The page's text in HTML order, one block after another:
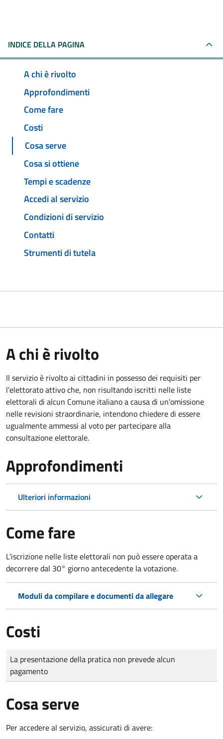
INDICE DELLA PAGINA
A chi è rivolto
Approfondimenti
Come fare
Costi
Cosa serve
Cosa si ottiene
Tempi e scadenze
Accedi al servizio
Condizioni di servizio
Contatti
Strumenti di tutela
A chi è rivolto
Il servizio è rivolto ai cittadini in possesso dei requisiti per
l'elettorato attivo che, non risultando iscritti nelle liste
elettorali di alcun Comune italiano a causa di un'omissione
nelle revisioni straordinarie, intendono chiedere di essere
ugualmente ammessi al voto per partecipare alla
consultazione elettorale.
Approfondimenti
Ulteriori informazioni
Come fare
L'iscrizione nelle liste elettorali non può essere operata a
decorrere dal 30° giorno antecedente la votazione.
Moduli da compilare e documenti da allegare
Costi
Tipo di pagamento
Importo
La presentazione della pratica non prevede alcun
pagamento
Cosa serve
Per accedere al servizio, assicurati di avere: